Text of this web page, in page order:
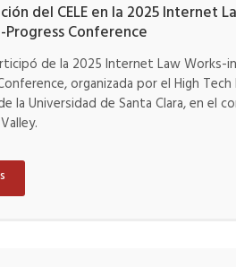
del CELE en la 2025 Internet
Progress Conference
de la 2025 Internet Law Works-
organizada por el High Tech
la Universidad de Santa Clara, en el